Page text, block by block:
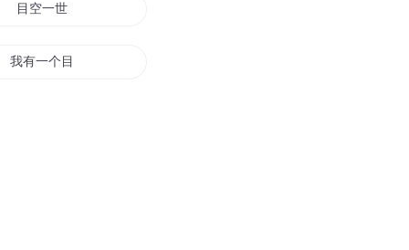
目空一世
我有一个目标